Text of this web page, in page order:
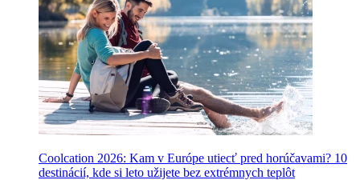
Coolcation 2026: Kam v Európe utiecť pred horúčavami? 10
destinácií, kde si leto užijete bez extrémnych teplôt